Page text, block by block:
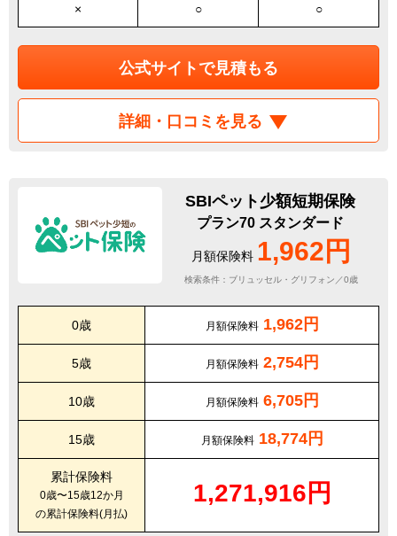
× ○ ○
公式サイトで見積もる
詳細・口コミを見る
SBIペット少額短期保険
プラン70 スタンダード
月額保険料 1,962円
検索条件：ブリュッセル・グリフォン／0歳
0歳 月額保険料 1,962円
5歳 月額保険料 2,754円
10歳 月額保険料 6,705円
15歳 月額保険料 18,774円
累計保険料
0歳〜15歳12か月
の累計保険料(月払)
1,271,916円